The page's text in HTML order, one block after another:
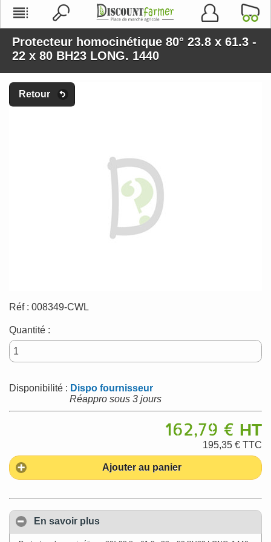
Protecteur homocinétique 80° 23.8 x 61.3 -
22 x 80 BH23 LONG. 1440
Retour
Réf : 008349-CWL
Quantité :
Disponibilité : Dispo fournisseur
Réappro sous 3 jours
162,79 € HT
195,35 € TTC
Ajouter au panier
En savoir plus